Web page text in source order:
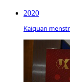
2020
Kaiquan